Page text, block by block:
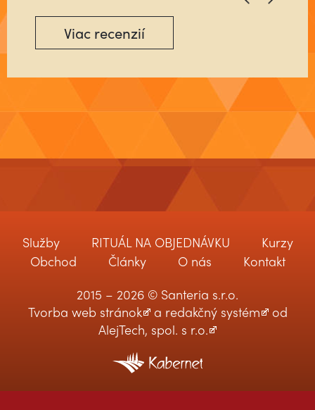
Viac recenzií
Služby RITUÁL NA OBJEDNÁVKU
Kurzy
Obchod
Články O nás
Kontakt
2015 – 2026 © Santeria s.r.o.
Tvorba web stránok a redakčný systém od
AlejTech, spol. s r.o.